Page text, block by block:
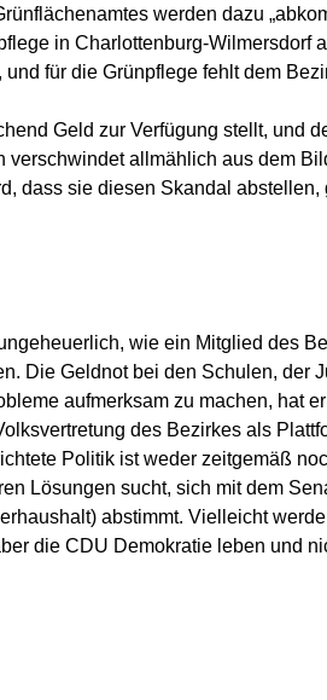
werden dazu
in Charlottenburg-Wilmersdorf
für die Grünpflege fehlt dem
Geld zur Verfügung stellt, und
allmählich aus dem
dass sie diesen Skandal abstellen,
wie ein Mitglied des
Die Geldnot bei den Schulen, der
aufmerksam zu machen, hat
des Bezirkes als
Politik ist weder zeitgemäß
Lösungen sucht, sich mit dem
abstimmt. Vielleicht
die CDU Demokratie leben und